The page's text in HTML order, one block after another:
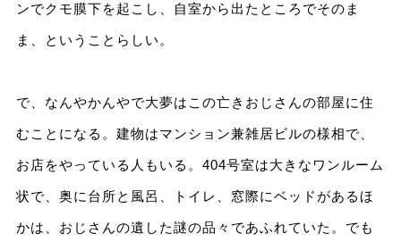
ンでクモ膜下を起こし、自室から出たところでそのま
ま、ということらしい。
で、なんやかんやで大夢はこの亡きおじさんの部屋に住
むことになる。建物はマンション兼雑居ビルの様相で、
お店をやっている人もいる。404号室は大きなワンルーム
状で、奥に台所と風呂、トイレ、窓際にベッドがあるほ
かは、おじさんの遺した謎の品々であふれていた。でも